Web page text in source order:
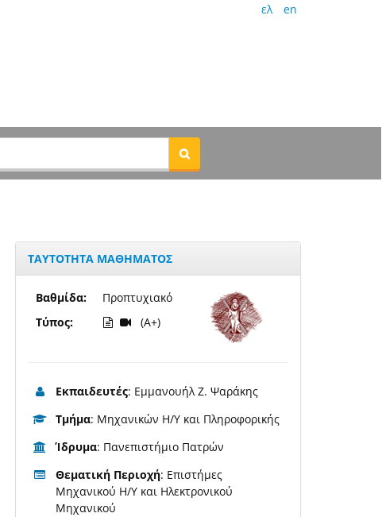
ελ en
ΤΑΥΤΟΤΗΤΑ ΜΑΘΗΜΑΤΟΣ
Βαθμίδα:
Τύπος:
Προπτυχιακό
(A+)
Εκπαιδευτές: Εμμανουήλ Ζ. Ψαράκης
Τμήμα: Μηχανικών Η/Υ και Πληροφορικής
Ίδρυμα: Πανεπιστήμιο Πατρών
Θεματική Περιοχή: Επιστήμες
Μηχανικού Η/Υ και Ηλεκτρονικού
Μηχανικού